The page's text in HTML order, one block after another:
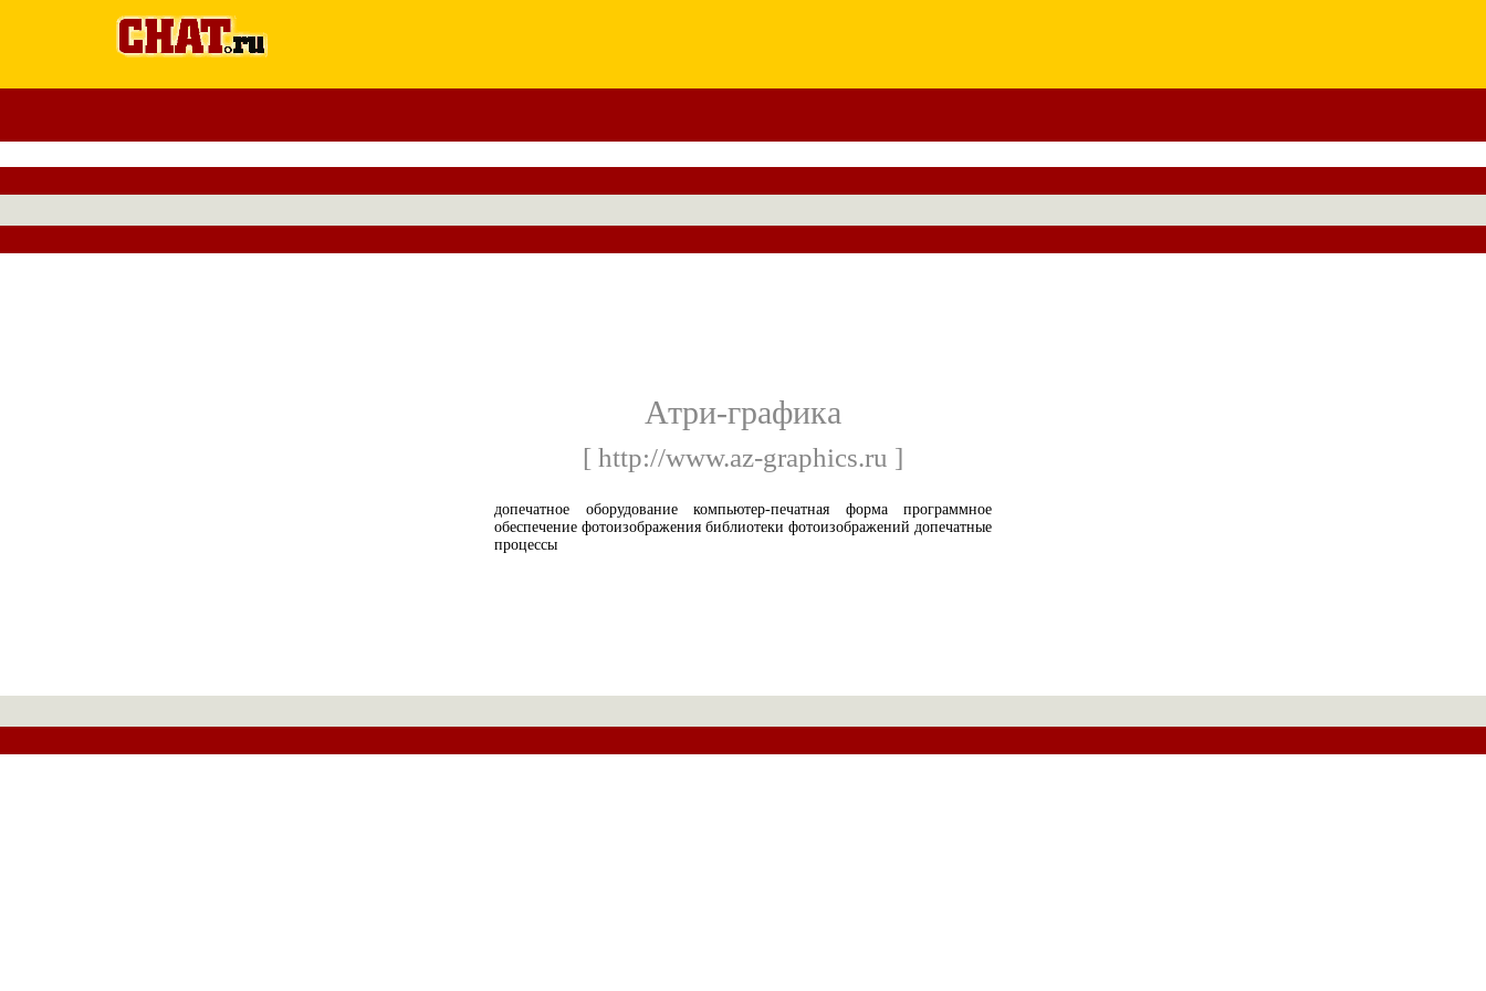
Атри-графика
[ http://www.az-graphics.ru ]
допечатное оборудование компьютер-печатная форма программное
обеспечение фотоизображения библиотеки фотоизображений допечатные
процессы